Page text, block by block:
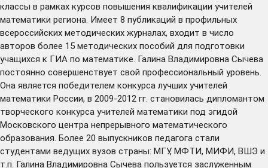
классы в рамках курсов повышения квалификации учителей
математики региона. Имеет 8 публикаций в профильных
всероссийских методических журналах, входит в число
авторов более 15 методических пособий для подготовки
учащихся к ГИА по математике. Галина Владимировна Сычева
постоянно совершенствует свой профессиональный уровень.
Она является победителем конкурса лучших учителей
математики России, в 2009-2012 гг. становилась дипломантом
творческого конкурса учителей математики под эгидой
Московского центра непрерывного математического
образования. Более 20 выпускников педагога стали
студентами ведущих вузов страны: МГУ, МФТИ, МИФИ, ВШЭ и
т.п. Галина Владимировна Сычева пользуется заслуженным